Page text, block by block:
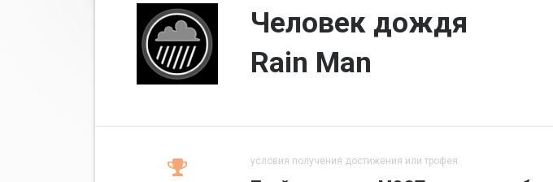
Человек дождя
Rain Man
условия получения достижения или трофея